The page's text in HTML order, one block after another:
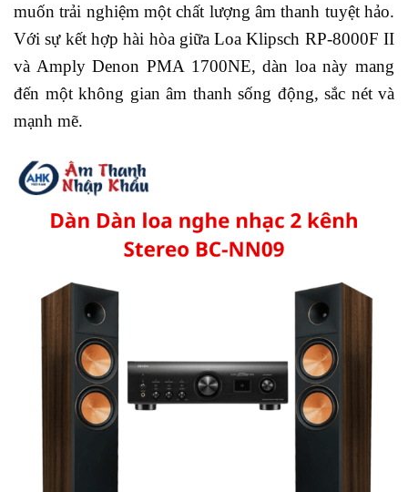
muốn trải nghiệm một chất lượng âm thanh tuyệt hảo.
Với sự kết hợp hài hòa giữa Loa Klipsch RP-8000F II
và Amply Denon PMA 1700NE, dàn loa này mang
đến một không gian âm thanh sống động, sắc nét và
mạnh mẽ.